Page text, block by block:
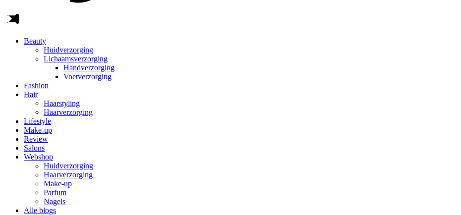
Beauty
Huidverzorging
Lichaamsverzorging
Handverzorging
Voetverzorging
Fashion
Hair
Haarstyling
Haarverzorging
Lifestyle
Make-up
Review
Salons
Webshop
Huidverzorging
Haarverzorging
Make-up
Parfum
Nagels
Alle blogs